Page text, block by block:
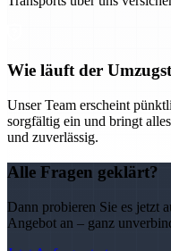
Wie läuft der
Unser Team erscheint
sorgfältig ein und bringt
und zuverlässig.
Alle Fragen geklärt?
Dann probieren Sie es jetzt
Angebot an – ganz